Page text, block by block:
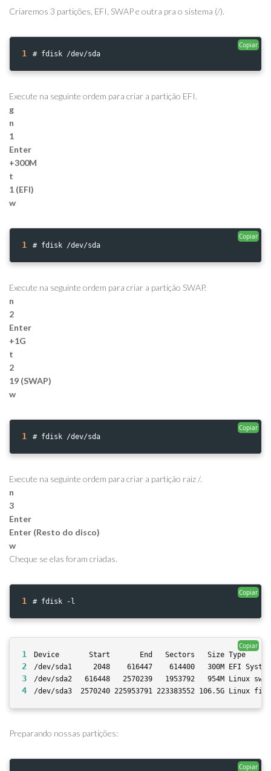
Criaremos 3 partições, EFI, SWAP e outra pra o sistema (/).
1 # fdisk /dev/sda
Copiar
Execute na seguinte ordem para criar a partição EFI.
g
n
1
Enter
+300M
t
1 (EFI)
w
1 # fdisk /dev/sda
Copiar
Execute na seguinte ordem para criar a partição SWAP.
n
2
Enter
+1G
t
2
19 (SWAP)
w
1 # fdisk /dev/sda
Copiar
Execute na seguinte ordem para criar a partição raiz /.
n
3
Enter
Enter (Resto do disco)
w
Cheque se elas foram criadas.
1 # fdisk -l
Copiar
1 Device       Start       End   Sectors   Size Type
2 /dev/sda1     2048    616447    614400   300M EFI System
3 /dev/sda2   616448   2570239   1953792   954M Linux swap
4 /dev/sda3  2570240 225953791 223383552 106.5G Linux
Copiar
Preparando nossas partições:
Copiar